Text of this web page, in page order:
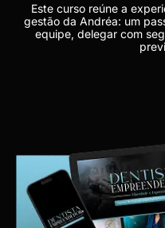
Este curso reúne a
gestão da Andréa: um
equipe, delegar com